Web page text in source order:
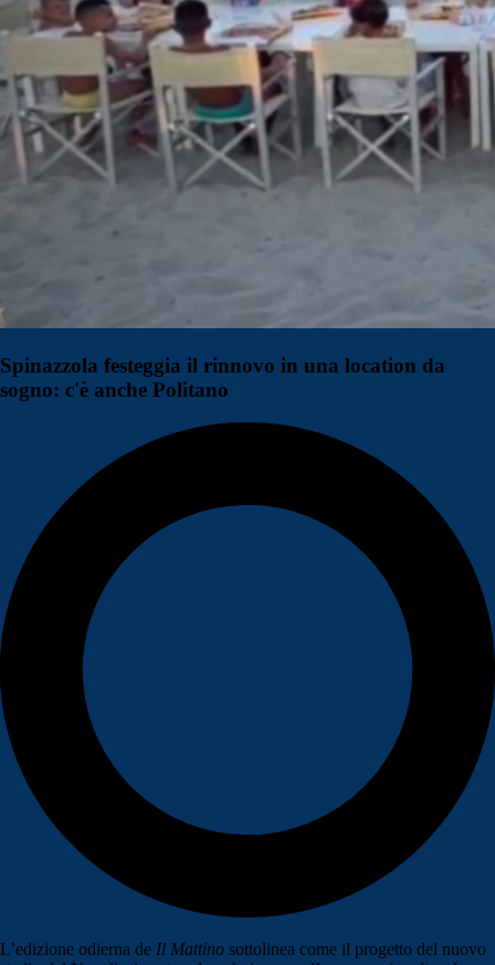
Spinazzola festeggia il rinnovo in una location da
sogno: c'è anche Politano
L’edizione odierna de Il Mattino sottolinea come il progetto del nuovo